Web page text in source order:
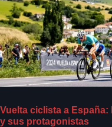
Vuelta ciclista a
y sus protagonistas